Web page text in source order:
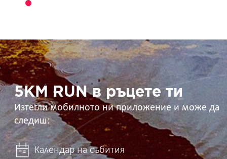
5KM
RUN
в
ръцете
ти 5KM RUN в ръцете ти
Изтегли мобилното ни приложение и може да
следиш:
Календар на събития